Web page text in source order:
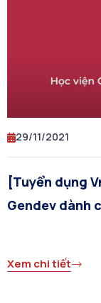
29/11/2021
[Tuyển dụng
Gendev dành
Xem chi tiết